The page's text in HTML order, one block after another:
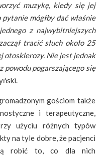
muzykę, kiedy się jej
mógłby dać właśnie
z najwybitniejszych
tracić słuch około 25
otosklerozy. Nie jest jednak
powodu pogarszającego się
gościom także
i terapeutyczne,
użyciu różnych typów
na tyle dobre, że pacjenci
robić to, co dla nich